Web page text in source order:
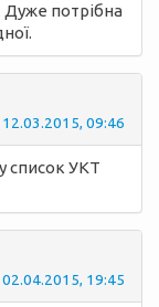
потрібна
12.03.2015, 09:46
список УКТ
02.04.2015, 19:45